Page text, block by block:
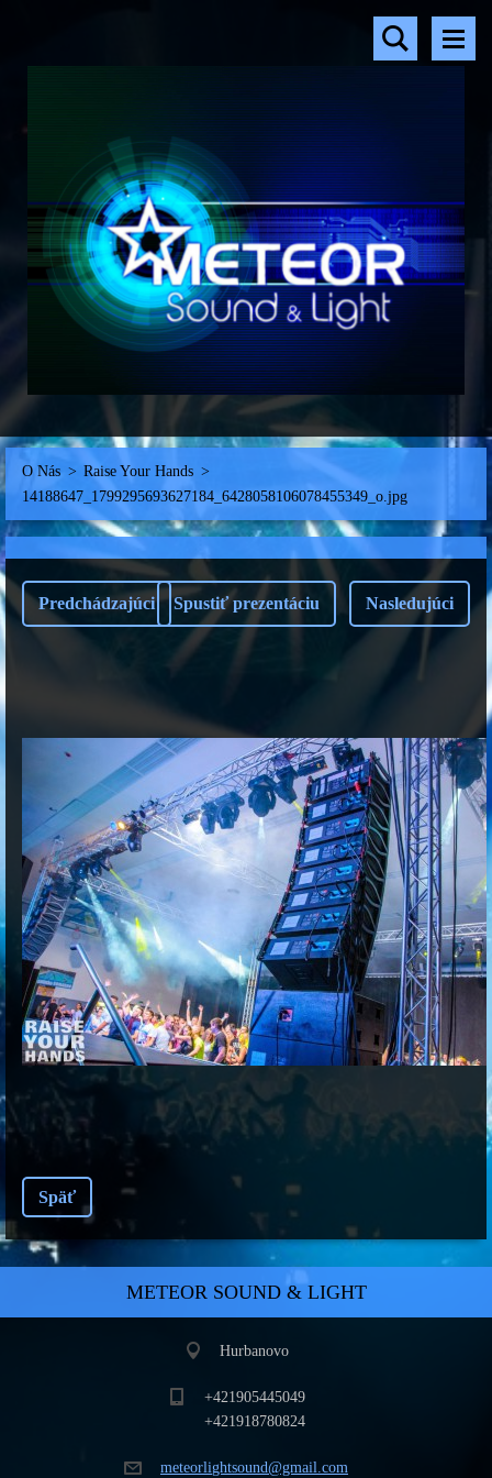
O Nás > Raise Your Hands >
14188647_1799295693627184_6428058106078455349_o.jpg
Predchádzajúci Spustiť prezentáciu Nasledujúci
Späť
METEOR SOUND & LIGHT
Hurbanovo
+421905445049
+421918780824
meteorlightsound@gmail.com